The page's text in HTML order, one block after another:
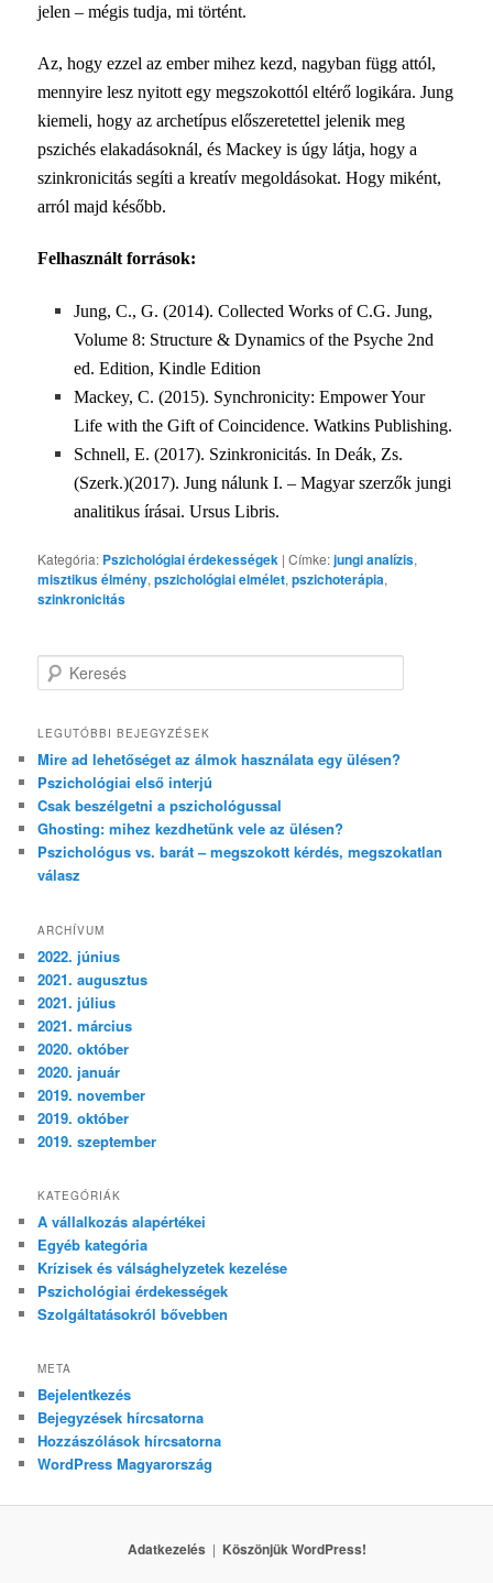
jelen – mégis tudja, mi történt.
Az, hogy ezzel az ember mihez kezd, nagyban függ attól,
mennyire lesz nyitott egy megszokottól eltérő logikára. Jung
kiemeli, hogy az archetípus előszeretettel jelenik meg
pszichés elakadásoknál, és Mackey is úgy látja, hogy a
szinkronicitás segíti a kreatív megoldásokat. Hogy miként,
arról majd később.
Felhasznált források:
Jung, C., G. (2014). Collected Works of C.G. Jung,
Volume 8: Structure & Dynamics of the Psyche 2nd
ed. Edition, Kindle Edition
Mackey, C. (2015). Synchronicity: Empower Your
Life with the Gift of Coincidence. Watkins Publishing.
Schnell, E. (2017). Szinkronicitás. In Deák, Zs.
(Szerk.)(2017). Jung nálunk I. – Magyar szerzők jungi
analitikus írásai. Ursus Libris.
Kategória: Pszichológiai érdekességek |Címke:jungi analízis,
misztikus élmény,pszichológiai elmélet,pszichoterápia,
szinkronicitás
e
e
é
s
LEGUTÓBBI BEJEGYZÉSEK
Mire ad lehetőséget az álmok használata egy ülésen?
Pszichológiai első interjú
Csak beszélgetni a pszichológussal
Ghosting: mihez kezdhetünk vele az ülésen?
Pszichológus vs. barát – megszokott kérdés, megszokatlan
válasz
ARCHÍVUM
2022. június
2021. augusztus
2021. július
2021. március
2020. október
2020. január
2019. november
2019. október
2019. szeptember
KATEGÓRIÁK
A vállalkozás alapértékei
Egyéb kategória
Krízisek és válsághelyzetek kezelése
Pszichológiai érdekességek
Szolgáltatásokról bővebben
META
Bejelentkezés
Bejegyzések hírcsatorna
Hozzászólások hírcsatorna
WordPress Magyarország
Adatkezelés Köszönjük WordPress!